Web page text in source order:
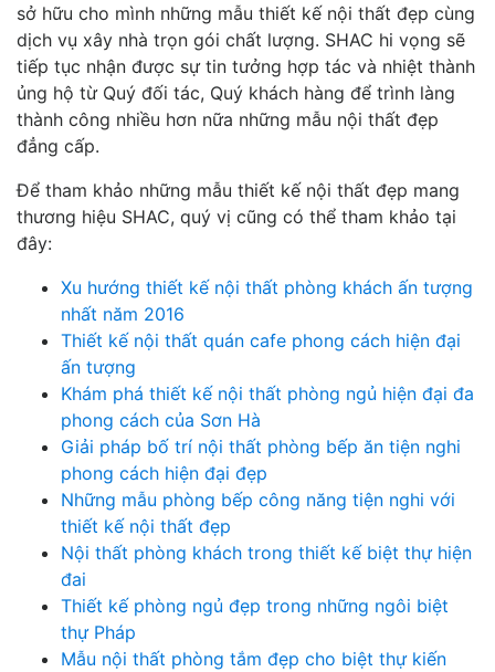
sở hữu cho mình những mẫu thiết kế nội thất đẹp cùng
dịch vụ xây nhà trọn gói chất lượng. SHAC hi vọng sẽ
tiếp tục nhận được sự tin tưởng hợp tác và nhiệt thành
ủng hộ từ Quý đối tác, Quý khách hàng để trình làng
thành công nhiều hơn nữa những mẫu nội thất đẹp
đẳng cấp.
Để tham khảo những mẫu thiết kế nội thất đẹp mang
thương hiệu SHAC, quý vị cũng có thể tham khảo tại
đây:
Xu hướng thiết kế nội thất phòng khách ấn tượng
nhất năm 2016
Thiết kế nội thất quán cafe phong cách hiện đại
ấn tượng
Khám phá thiết kế nội thất phòng ngủ hiện đại đa
phong cách của Sơn Hà
Giải pháp bố trí nội thất phòng bếp ăn tiện nghi
phong cách hiện đại đẹp
Những mẫu phòng bếp công năng tiện nghi với
thiết kế nội thất đẹp
Nội thất phòng khách trong thiết kế biệt thự hiện
đai
Thiết kế phòng ngủ đẹp trong những ngôi biệt
thự Pháp
Mẫu nội thất phòng tắm đẹp cho biệt thự kiến